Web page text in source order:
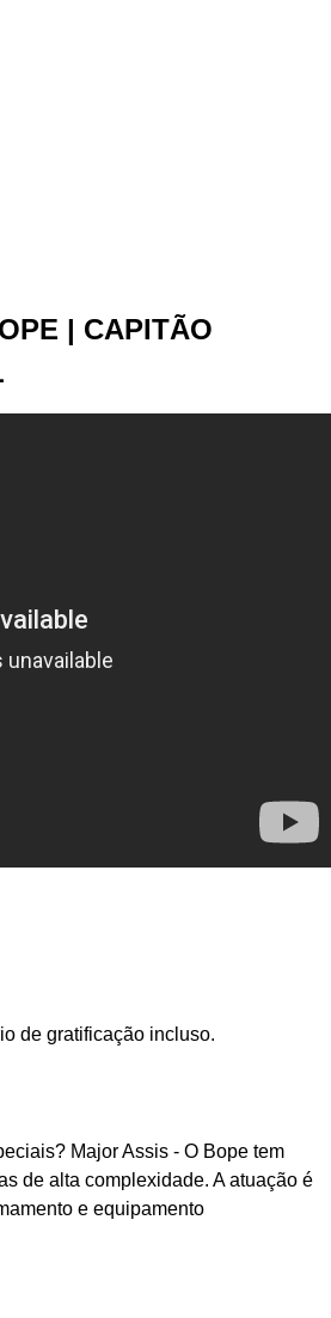
| CAPITÃO
de gratificação incluso.
Major Assis - O Bope tem
de alta complexidade. A atuação é
e equipamento